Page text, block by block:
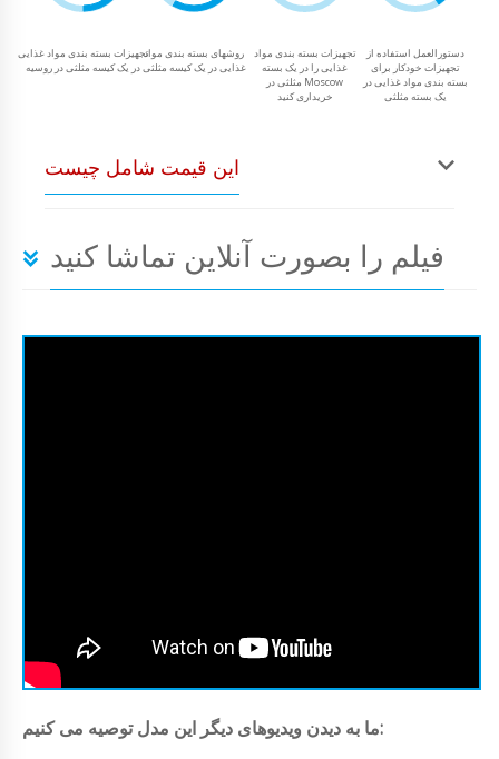
تجهیزات بسته بندی مواد غذایی
در یک کیسه مثلثی در روسیه
روشهای بسته بندی مواد
غذایی در یک کیسه مثلثی
تجهیزات بسته بندی مواد
غذایی را در یک بسته
مثلثی در Moscow
خریداری کنید
دستورالعمل استفاده از
تجهیزات خودکار برای
بسته بندی مواد غذایی در
یک بسته مثلثی
این قیمت شامل چیست
فیلم را بصورت آنلاین تماشا کنید
ما به دیدن ویدیوهای دیگر این مدل توصیه می کنیم: